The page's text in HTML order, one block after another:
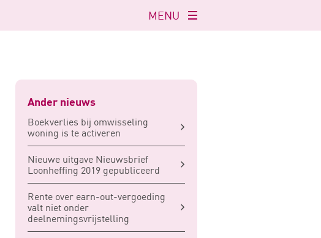
Navigatie
openen
MENU
Ander nieuws
Boekverlies bij omwisseling
woning is te activeren
Nieuwe uitgave Nieuwsbrief
Loonheffing 2019 gepubliceerd
Rente over earn-out-vergoeding
valt niet onder
deelnemingsvrijstelling